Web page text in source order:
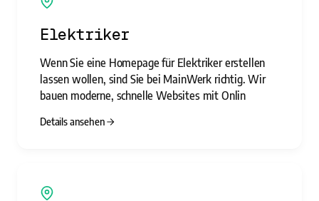
Elektriker
Wenn Sie eine Homepage für Elektriker erstellen
lassen wollen, sind Sie bei MainWerk richtig. Wir
bauen moderne, schnelle Websites mit Onlin
Details ansehen